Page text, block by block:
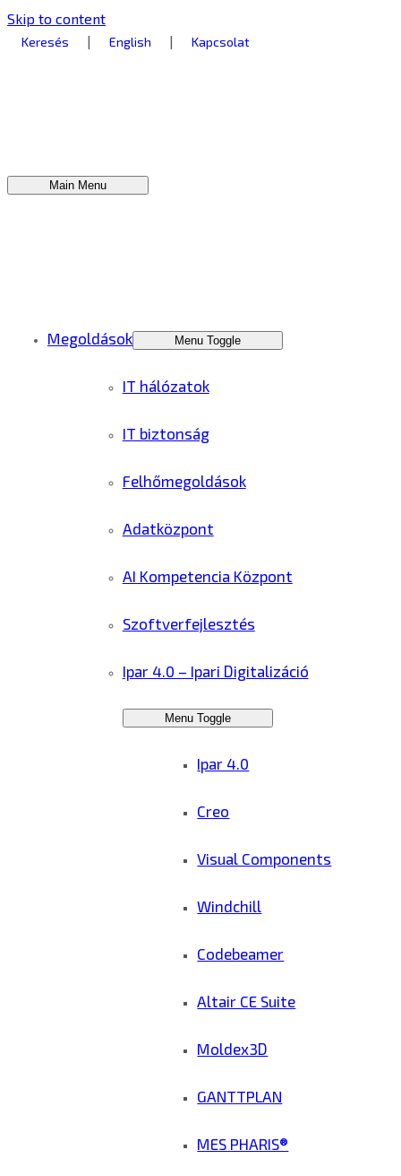
Skip to content
Keresés | English | Kapcsolat
Main Menu
Megoldások Menu Toggle
IT hálózatok
IT biztonság
Felhőmegoldások
Adatközpont
AI Kompetencia Központ
Szoftverfejlesztés
Ipar 4.0 – Ipari Digitalizáció
Menu Toggle
Ipar 4.0
Creo
Visual Components
Windchill
Codebeamer
Altair CE Suite
Moldex3D
GANTTPLAN
MES PHARIS®